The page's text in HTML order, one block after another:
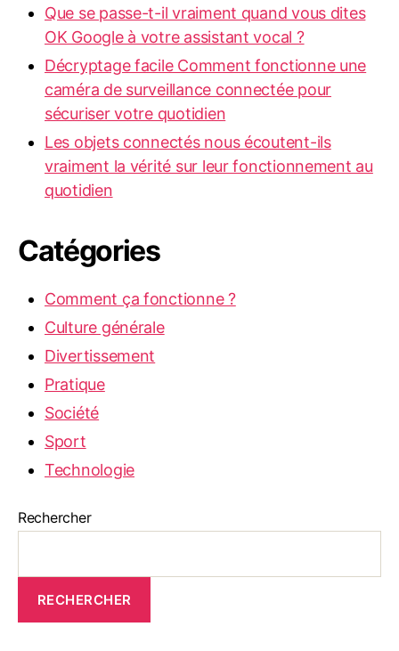
Que se passe-t-il vraiment quand vous dites
OK Google à votre assistant vocal ?
Décryptage facile Comment fonctionne une
caméra de surveillance connectée pour
sécuriser votre quotidien
Les objets connectés nous écoutent-ils
vraiment la vérité sur leur fonctionnement au
quotidien
Catégories
Comment ça fonctionne ?
Culture générale
Divertissement
Pratique
Société
Sport
Technologie
Rechercher
RECHERCHER